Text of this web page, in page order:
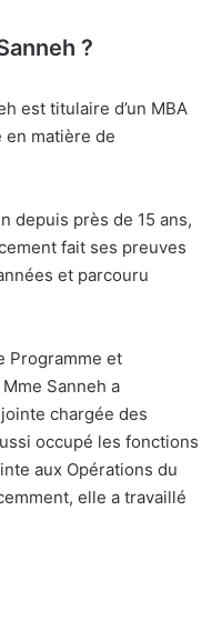
?
est titulaire d’un MBA
en matière de
depuis près de 15 ans,
fait ses preuves
et parcouru
Programme et
Sanneh a
chargée des
occupé les fonctions
aux Opérations du
elle a travaillé